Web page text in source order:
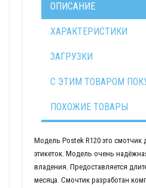
ОПИСАНИЕ
ХАРАКТЕРИСТИКИ
ЗАГРУЗКИ
С ЭТИМ ТОВАРОМ
ПОХОЖИЕ ТОВАРЫ
Модель Postek R120 это смотчик
этикеток. Модель очень
владения. Предоставляется
месяца. Смочтик разработан